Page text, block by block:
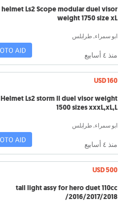
helmet Ls2 Scope modular duel visor
weight 1750 size xL
ابو سمراء, طرابلس
منذ ٤ أسابيع
USD 160
Helmet Ls2 storm II duel visor weight
1500 sizes xxxL,xL,L
ابو سمراء, طرابلس
منذ ٤ أسابيع
USD 500
tail light assy for hero duet 110cc
2016/2017/2018/